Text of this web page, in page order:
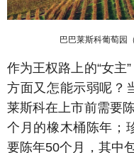
巴巴莱斯科葡萄园
作为王权路上的“女主
方面又怎能示弱呢？
莱斯科在上市前需要
个月的橡木桶陈年；
要陈年50个月，其中